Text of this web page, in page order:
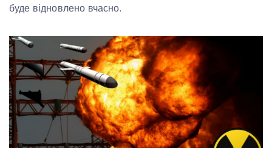
буде відновлено вчасно.